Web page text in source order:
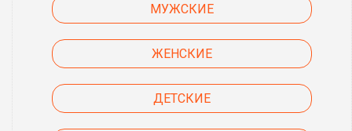
МУЖСКИЕ
ЖЕНСКИЕ
ДЕТСКИЕ